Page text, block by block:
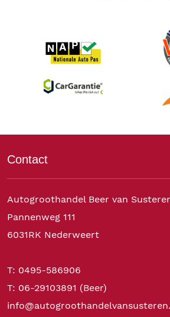
Contact
Autogroothandel Beer van
Pannenweg 111
6031RK Nederweert
T: 0495-586906
T: 06-29103891 (Beer)